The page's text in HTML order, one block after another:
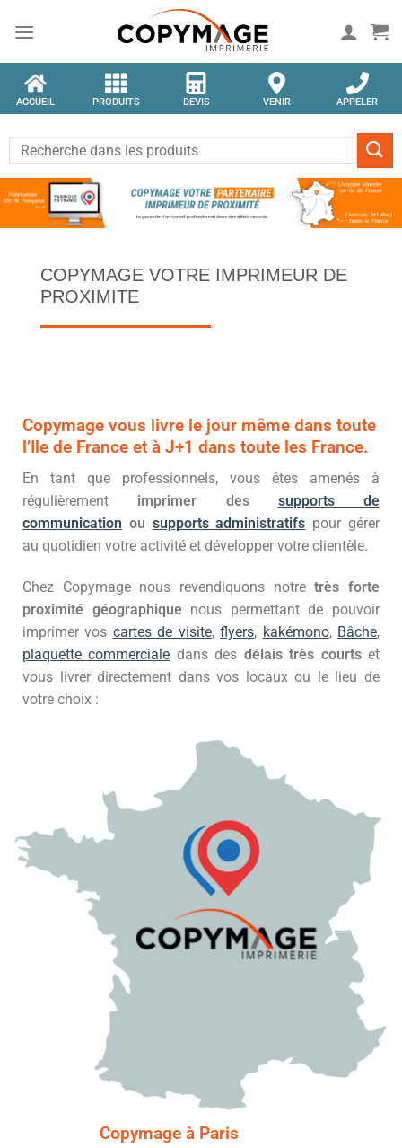
ACCUEIL PRODUITS DEVIS VENIR APPELER
COPYMAGE VOTRE IMPRIMEUR DE
PROXIMITE
Copymage vous livre le jour même dans toute
l’Ile de France et à J+1 dans toute les France.
En tant que professionnels, vous êtes amenés à
régulièrement imprimer des supports de
communication ou supports administratifs pour gérer
au quotidien votre activité et développer votre clientèle.
Chez Copymage nous revendiquons notretrès forte
proximité géographique nous permettant de pouvoir
imprimer vos cartes de visite,flyers, kakémono, Bâche,
plaquette commerciale dans des délais très courtset
vous livrer directement dans vos locaux ou le lieu de
votre choix :
Copymage à Paris